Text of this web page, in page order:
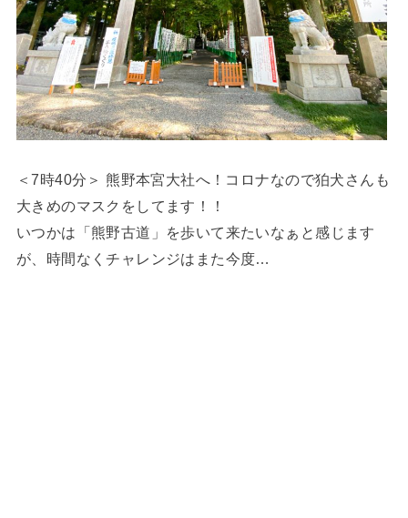
＜7時40分＞ 熊野本宮大社へ！コロナなので狛犬さんも
大きめのマスクをしてます！！
いつかは「熊野古道」を歩いて来たいなぁと感じます
が、時間なくチャレンジはまた今度…